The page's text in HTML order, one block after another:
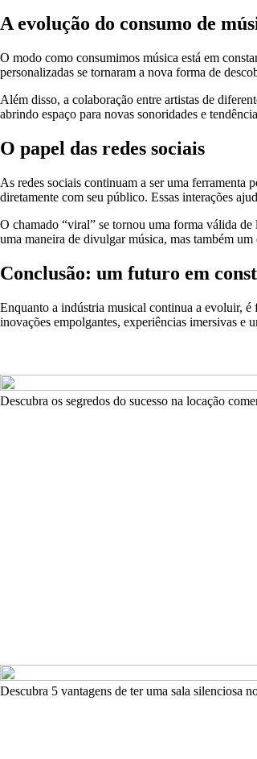
A evolução do consumo de
O modo como consumimos música está em
personalizadas se tornaram a nova forma de
Além disso, a colaboração entre artistas de
abrindo espaço para novas sonoridades e
O papel das redes sociais
As redes sociais continuam a ser uma ferramenta
diretamente com seu público. Essas interações
O chamado “viral” se tornou uma forma válida de
uma maneira de divulgar música, mas também
Conclusão: um futuro em
Enquanto a indústria musical continua a evoluir, é
inovações empolgantes, experiências imersivas e
Descubra os segredos do sucesso na locação
Descubra 5 vantagens de ter uma sala silenciosa